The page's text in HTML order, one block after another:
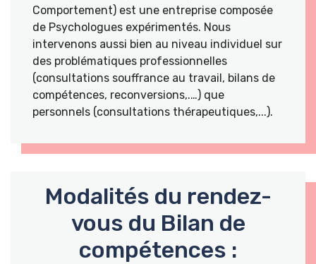
Comportement) est une entreprise composée
de Psychologues expérimentés. Nous
intervenons aussi bien au niveau individuel sur
des problématiques professionnelles
(consultations souffrance au travail, bilans de
compétences, reconversions,.…) que
personnels (consultations thérapeutiques,...).
Modalités du rendez-
vous du Bilan de
compétences :